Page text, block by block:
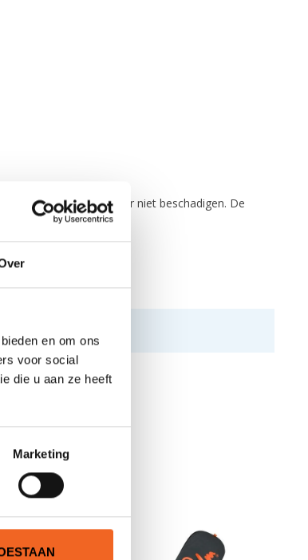
en om ons
voor social
die u aan ze heeft
Marketing
beide delen elkaar niet beschadigen. De
is.